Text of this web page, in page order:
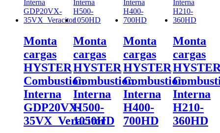
Monta
cargas
HYSTER
Combustion
Interna
GDP20VX-
35VX_Veracitor
Monta
cargas
HYSTER
Combustion
Interna
H500-
1050HD
Monta
cargas
HYSTER
Combustion
Interna
H400-
700HD
Monta
cargas
Interna
H210-
360HD